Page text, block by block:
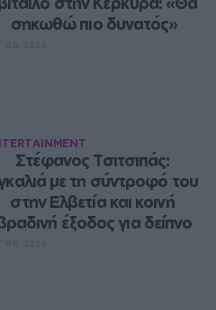
σηκωθώ πιο δυνατός»
Στέφανος Τσιτσιπάς:
με τη σύντροφό του
στην Ελβετία και κοινή
έξοδος για δείπνο